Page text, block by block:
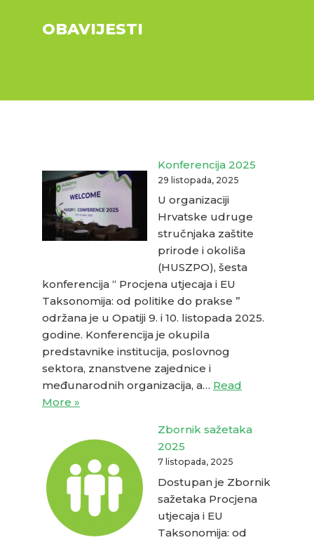
OBAVIJESTI
Konferencija 2025
29 listopada, 2025
U organizaciji
Hrvatske udruge
stručnjaka zaštite
prirode i okoliša
(HUSZPO), šesta
konferencija “ Procjena utjecaja i EU
Taksonomija: od politike do prakse ”
održana je u Opatiji 9. i 10. listopada 2025.
godine. Konferencija je okupila
predstavnike institucija, poslovnog
sektora, znanstvene zajednice i
međunarodnih organizacija, a… Read
More »
Zbornik sažetaka
2025
7 listopada, 2025
Dostupan je Zbornik
sažetaka Procjena
utjecaja i EU
Taksonomija: od